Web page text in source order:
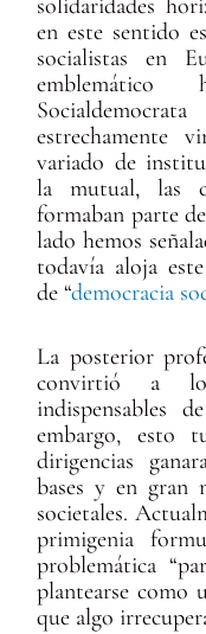
solidaridades
en este sentido
socialistas en
estrechamente
variado de
la mutual, las
formaban parte
lado hemos
todavía aloja
de “democracia
La posterior
convirtió a
indispensables
embargo, esto
dirigencias
bases y en gran
societales.
primigenia
problemática
plantearse como
que algo